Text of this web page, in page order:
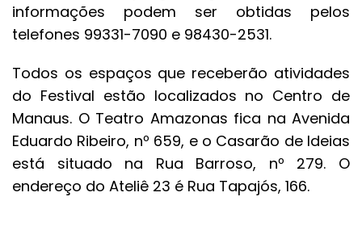
informações podem ser obtidas pelos
telefones 99331-7090 e 98430-2531.
Todos os espaços que receberão atividades
do Festival estão localizados no Centro de
Manaus. O Teatro Amazonas fica na Avenida
Eduardo Ribeiro, nº 659, e o Casarão de Ideias
está situado na Rua Barroso, nº 279. O
endereço do Ateliê 23 é Rua Tapajós, 166.